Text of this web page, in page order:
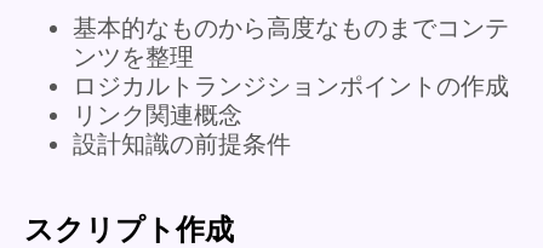
基本的なものから高度なものまでコンテ
ンツを整理
ロジカルトランジションポイントの作成
リンク関連概念
設計知識の前提条件
スクリプト作成